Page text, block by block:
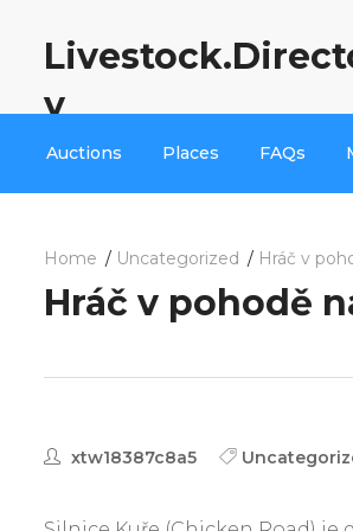
y
Auctions Places FAQs
Home Uncategorized Hráč v
Hráč v pohodě
xtw18387c8a5